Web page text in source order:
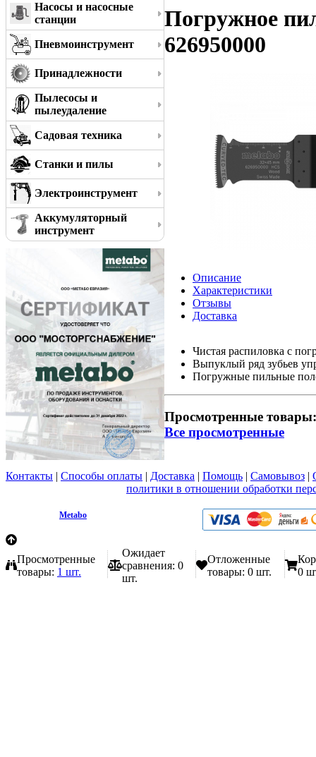
Насосы и насосные
станции
Пневмоинструмент
Принадлежности
Пылесосы и
пылеудаление
Садовая техника
Станки и пилы
Электроинструмент
Аккумуляторный
инструмент
Погружное
626950000
Описание
Характеристики
Отзывы
Доставка
Чистая распиловка с
Выпуклый ряд зубьев
Погружные пильные
Просмотренные товары:
Все просмотренные
Контакты | Способы оплаты | Доставка | Помощь | Самовывоз |
политики в отношении обработки
Metabo
Просмотренные
товары: 1 шт.
Ожидает
сравнения: 0
шт.
Отложенные
товары: 0 шт.
0